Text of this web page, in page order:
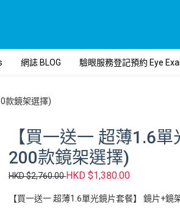
網誌 BLOG 驗眼服務登記預約 Eye
款鏡架選擇)
【買一送一 超薄1.6
200款鏡架選擇)
HKD $2,760.00HKD $1,380.00
【買一送一 超薄1.6單光鏡片套餐】 鏡片+